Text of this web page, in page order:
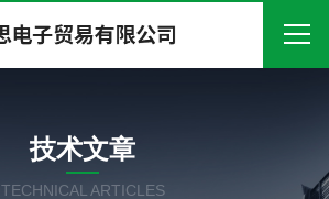
关于我们
产品中心
技术文章
TECHNICAL ARTICLES